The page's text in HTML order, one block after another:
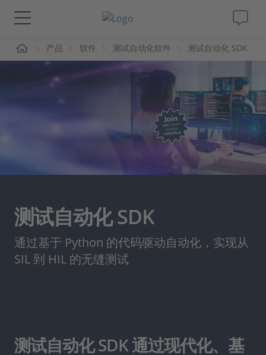
解决方案&产品
Support
人才招聘
产品 软件 测试自动化软件 测试自动化 SDK
测试自动化 SDK
通过基于 Python 的代码驱动自动化，实现从
SIL 到 HIL 的无缝测试
测试自动化 SDK 通过现代化、基